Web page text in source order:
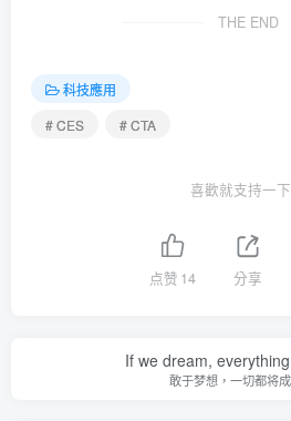
THE END
科技應用
# CES
# CTA
喜歡就支持一
点赞 14 分享
If we dream,
敢于梦想，一切都将